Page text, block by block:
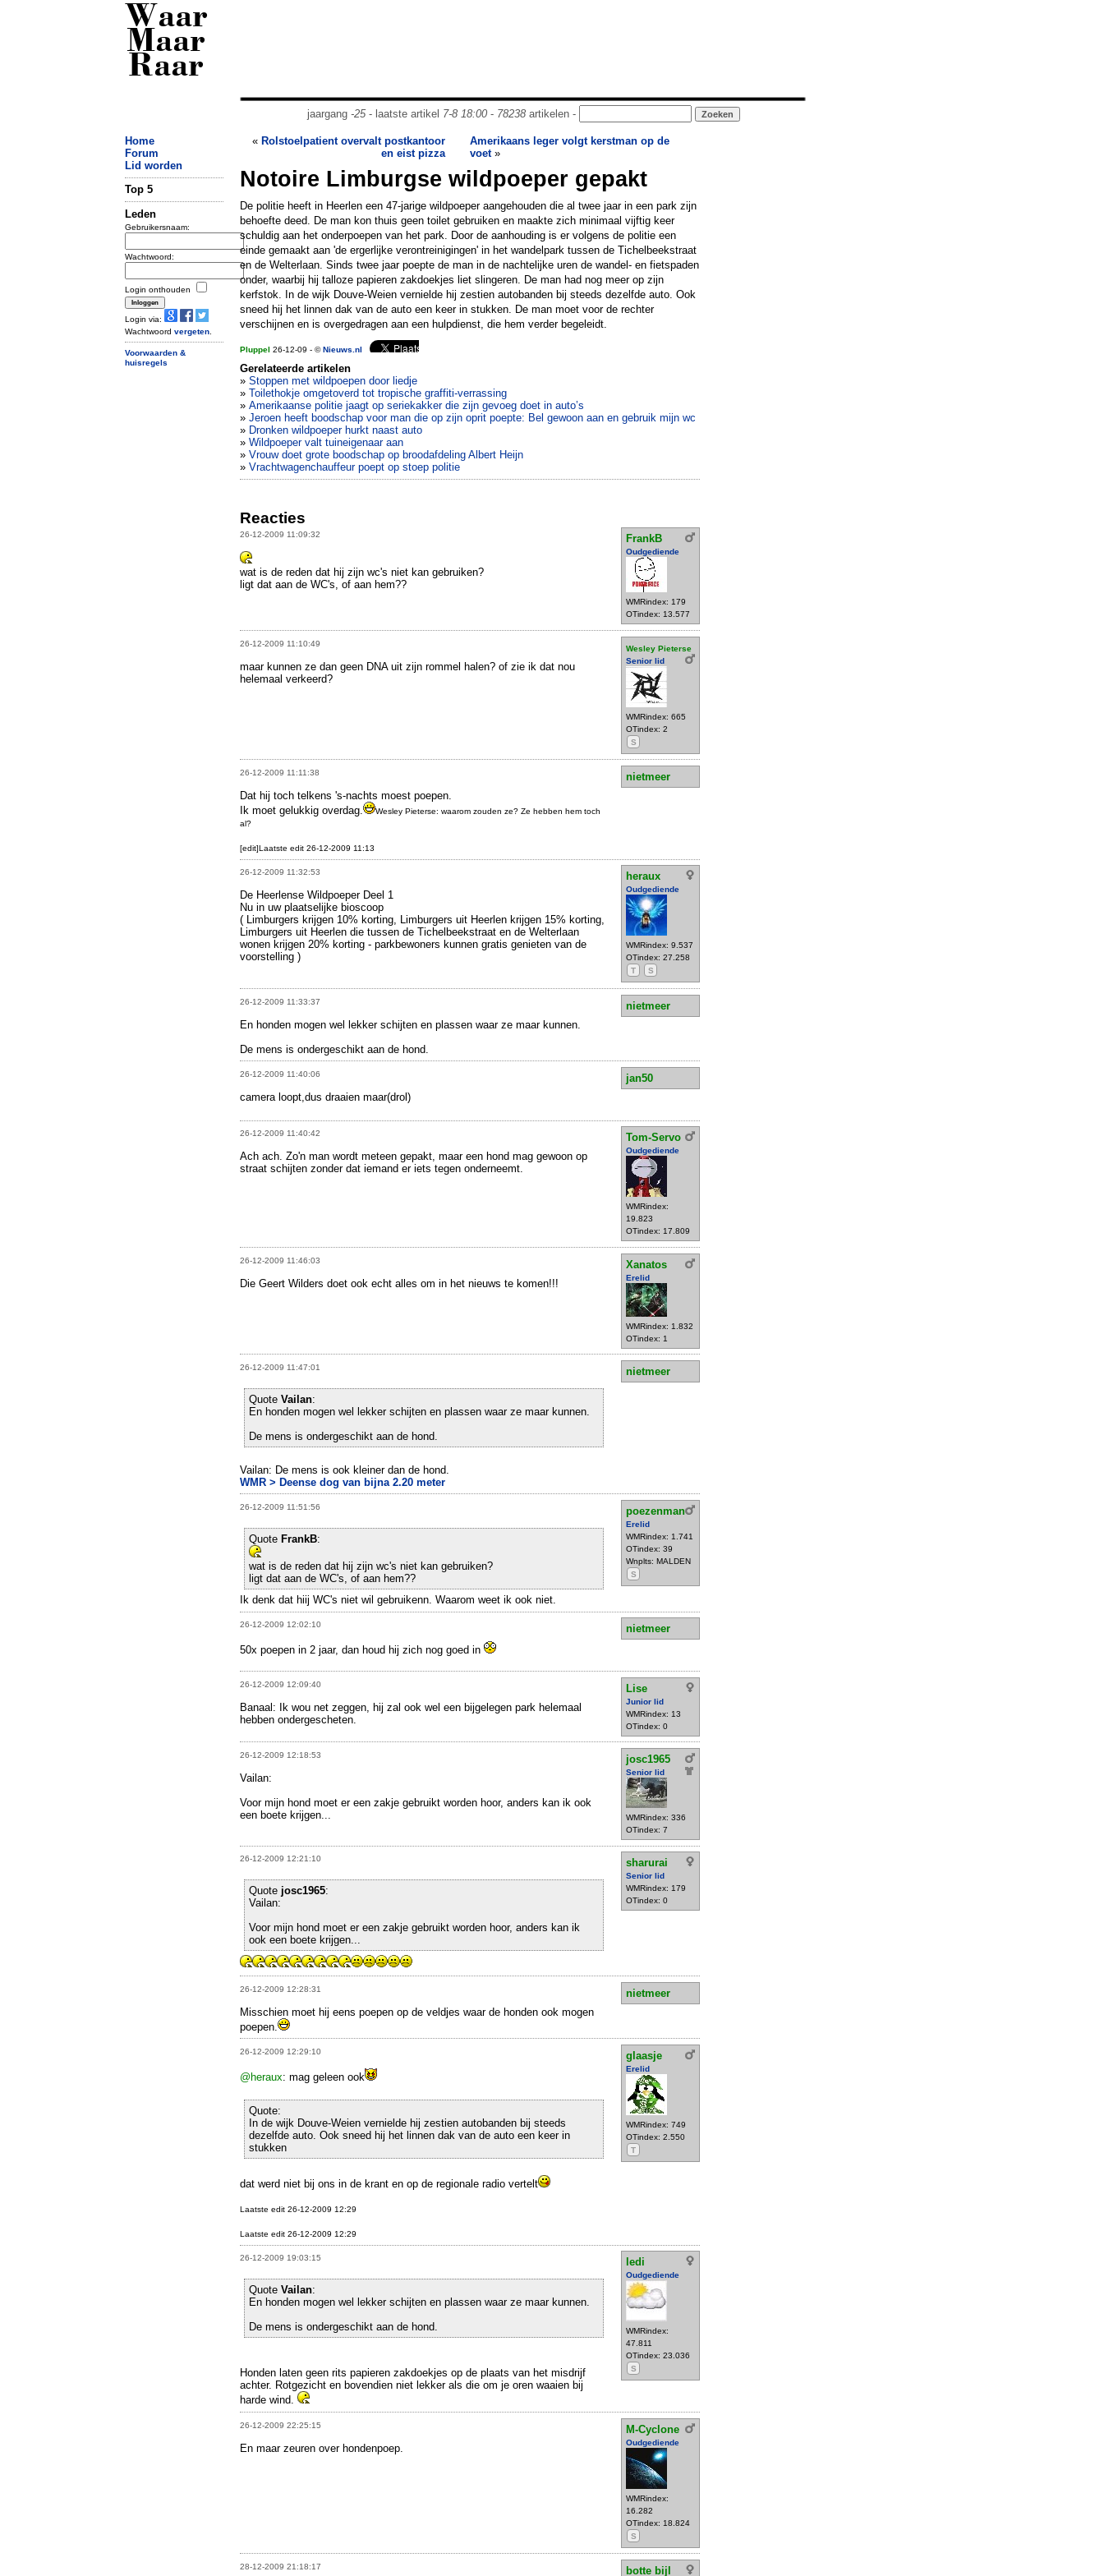
Waar
Maar
Raar
jaargang -25- laatste artikel 7-8 18:00- 78238artikelen -
Home
Forum
Lid worden
Top 5
Leden
Gebruikersnaam:
Wachtwoord:
Login onthouden
Login via:
Wachtwoord vergeten
Voorwaarden &
huisregels
« Rolstoelpatient overvalt postkantoor
en eist pizza
Amerikaans leger volgt kerstman op de
voet »
Notoire Limburgse wildpoeper gepakt
De politie heeft in Heerlen een 47-jarige wildpoeper aangehouden die al twee jaar in een park zijn
behoefte deed. De man kon thuis geen toilet gebruiken en maakte zich minimaal vijftig keer
schuldig aan het onderpoepen van het park. Door de aanhouding is er volgens de politie een
einde gemaakt aan 'de ergerlijke verontreinigingen' in het wandelpark tussen de Tichelbeekstraat
en de Welterlaan. Sinds twee jaar poepte de man in de nachtelijke uren de wandel- en fietspaden
onder, waarbij hij talloze papieren zakdoekjes liet slingeren. De man had nog meer op zijn
kerfstok. In de wijk Douve-Weien vernielde hij zestien autobanden bij steeds dezelfde auto. Ook
sneed hij het linnen dak van de auto een keer in stukken. De man moet voor de rechter
verschijnen en is overgedragen aan een hulpdienst, die hem verder begeleidt.
Pluppel 26-12-09 - ©Nieuws.nl
Gerelateerde artikelen
» Stoppen met wildpoepen door liedje
» Toilethokje omgetoverd tot tropische graffiti-verrassing
» Amerikaanse politie jaagt op seriekakker die zijn gevoeg doet in auto’s
» Jeroen heeft boodschap voor man die op zijn oprit poepte: Bel gewoon aan en gebruik mijn wc
» Dronken wildpoeper hurkt naast auto
» Wildpoeper valt tuineigenaar aan
» Vrouw doet grote boodschap op broodafdeling Albert Heijn
» Vrachtwagenchauffeur poept op stoep politie
Reacties
26-12-2009 11:09:32 FrankB
Oudgediende
WMRindex: 179
OTindex: 13.577
wat is de reden dat hij zijn wc's niet kan gebruiken?
ligt dat aan de WC's, of aan hem??
26-12-2009 11:10:49
Wesley Pieterse
Senior lid
WMRindex: 665
OTindex: 2
S
maar kunnen ze dan geen DNA uit zijn rommel halen? of zie ik dat nou
helemaal verkeerd?
26-12-2009 11:11:38
nietmeer
Dat hij toch telkens 's-nachts moest poepen.
Ik moet gelukkig overdag.
Wesley Pieterse: waarom zouden ze? Ze hebben hem toch
al?
[edit]Laatste edit 26-12-2009 11:13
26-12-2009 11:32:53 heraux
Oudgediende
WMRindex: 9.537
OTindex: 27.258
T
S
De Heerlense Wildpoeper Deel 1
Nu in uw plaatselijke bioscoop
( Limburgers krijgen 10% korting, Limburgers uit Heerlen krijgen 15% korting,
Limburgers uit Heerlen die tussen de Tichelbeekstraat en de Welterlaan
wonen krijgen 20% korting - parkbewoners kunnen gratis genieten van de
voorstelling )
26-12-2009 11:33:37
nietmeer
En honden mogen wel lekker schijten en plassen waar ze maar kunnen.
De mens is ondergeschikt aan de hond.
26-12-2009 11:40:06
jan50
camera loopt,dus draaien maar(drol)
26-12-2009 11:40:42 Tom-Servo
Oudgediende
WMRindex:
19.823
OTindex: 17.809
Ach ach. Zo'n man wordt meteen gepakt, maar een hond mag gewoon op
straat schijten zonder dat iemand er iets tegen onderneemt.
26-12-2009 11:46:03 Xanatos
Erelid
WMRindex: 1.832
OTindex: 1
Die Geert Wilders doet ook echt alles om in het nieuws te komen!!!
26-12-2009 11:47:01 nietmeer
Quote Vailan:
En honden mogen wel lekker schijten en plassen waar ze maar kunnen.
De mens is ondergeschikt aan de hond.
Vailan: De mens is ook kleiner dan de hond.
WMR > Deense dog van bijna 2.20 meter
26-12-2009 11:51:56 poezenman
Erelid
WMRindex: 1.741
OTindex: 39
Wnplts: MALDEN
S
Quote FrankB:
wat is de reden dat hij zijn wc's niet kan gebruiken?
ligt dat aan de WC's, of aan hem??
Ik denk dat hiij WC's niet wil gebruikenn. Waarom weet ik ook niet.
26-12-2009 12:02:10
nietmeer
50x poepen in 2 jaar, dan houd hij zich nog goed in
26-12-2009 12:09:40 Lise
Junior lid
WMRindex: 13
OTindex: 0
Banaal: Ik wou net zeggen, hij zal ook wel een bijgelegen park helemaal
hebben ondergescheten.
26-12-2009 12:18:53 josc1965
Senior lid
WMRindex: 336
OTindex: 7
Vailan:
Voor mijn hond moet er een zakje gebruikt worden hoor, anders kan ik ook
een boete krijgen...
26-12-2009 12:21:10 sharurai
Senior lid
WMRindex: 179
OTindex: 0
Quote josc1965:
Vailan:
Voor mijn hond moet er een zakje gebruikt worden hoor, anders kan ik
ook een boete krijgen...
26-12-2009 12:28:31
nietmeer
Misschien moet hij eens poepen op de veldjes waar de honden ook mogen
poepen.
26-12-2009 12:29:10 glaasje
Erelid
WMRindex: 749
OTindex: 2.550
T
@heraux: mag geleen ook
Quote:
In de wijk Douve-Weien vernielde hij zestien autobanden bij steeds
dezelfde auto. Ook sneed hij het linnen dak van de auto een keer in
stukken
dat werd niet bij ons in de krant en op de regionale radio vertelt
Laatste edit 26-12-2009 12:29
Laatste edit 26-12-2009 12:29
26-12-2009 19:03:15 ledi
Oudgediende
WMRindex:
47.811
OTindex: 23.036
S
Quote Vailan:
En honden mogen wel lekker schijten en plassen waar ze maar kunnen.
De mens is ondergeschikt aan de hond.
Honden laten geen rits papieren zakdoekjes op de plaats van het misdrijf
achter. Rotgezicht en bovendien niet lekker als die om je oren waaien bij
harde wind.
26-12-2009 22:25:15 M-Cyclone
Oudgediende
WMRindex:
16.282
OTindex: 18.824
S
En maar zeuren over hondenpoep.
28-12-2009 21:18:17 botte bijl